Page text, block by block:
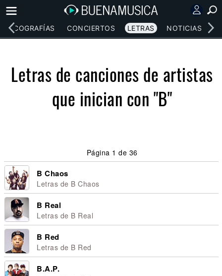
DISCOGRAFÍAS CONCIERTOS LETRAS NOTICIAS
Letras de canciones de artistas
que inician con "B"
Página 1 de 36
B Chaos
Letras de B Chaos
B Real
Letras de B Real
B Red
Letras de B Red
B.A.P.